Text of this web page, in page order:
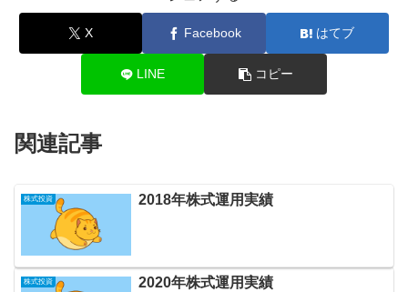
X Facebook はてブ
LINE コピー
関連記事
株式投資 2018年株式運用実績
株式投資 2020年株式運用実績